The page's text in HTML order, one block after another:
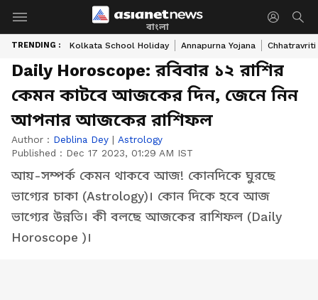
বাংলা
TRENDING : Kolkata School Holiday Annapurna Yojana Chhatravriti
Daily Horoscope: রবিবার ১২ রাশির
কেমন কাটবে আজকের দিন, জেনে নিন
আপনার আজকের রাশিফল
Author : Deblina Dey | Astrology
Published : Dec 17 2023, 01:29 AM IST
আয়-সম্পর্ক কেমন থাকবে আজ! কোনদিকে ঘুরছে
ভাগ্যের চাকা (Astrology)। কোন দিকে হবে আজ
ভাগ্যের উন্নতি। কী বলছে আজকের রাশিফল (Daily
Horoscope )।